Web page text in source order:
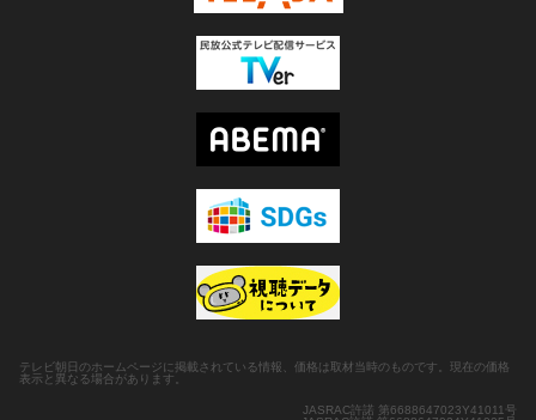
テレビ朝日のホームページに掲載されている情報、価格は取材当時のものです。現在の価格
表示と異なる場合があります。
JASRAC許諾 第6688647023Y41011号